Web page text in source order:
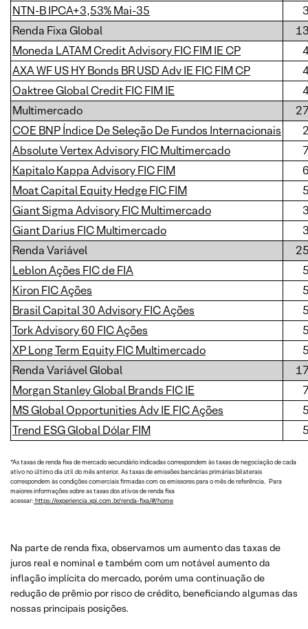
NTN-B IPCA+3,53% Mai-35
Renda Fixa Global
Moneda LATAM Credit Advisory FIC FIM IE CP
AXA WF US HY Bonds BR USD Adv IE FIC FIM CP
Oaktree Global Credit FIC FIM IE
Multimercado
COE BNP Índice De Seleção De Fundos Internacionais
Absolute Vertex Advisory FIC Multimercado
Kapitalo Kappa Advisory FIC FIM
Moat Capital Equity Hedge FIC FIM
Giant Sigma Advisory FIC Multimercado
Giant Darius FIC Multimercado
Renda Variável
Leblon Ações FIC de FIA
Kiron FIC Ações
Brasil Capital 30 Advisory FIC Ações
Tork Advisory 60 FIC Ações
XP Long Term Equity FIC Multimercado
Renda Variável Global
Morgan Stanley Global Brands FIC IE
MS Global Opportunities Adv IE FIC Ações
Trend ESG Global Dólar FIM
*As taxas de renda fixa de mercado secundário indicadas correspondem às taxas de negociação de cada
ativo no último dia útil do mês anterior. As taxas de emissões bancárias primárias bilaterais
correspondem às condições comerciais firmadas com os emissores para o mês de referência. Para
maiores informações sobre as taxas dos ativos de renda fixa
acessar: https://experiencia.xpi.com.br/renda-fixa/#/home
Na parte de renda fixa, observamos um aumento das taxas de
juros real e nominal e também com um notável aumento da
inflação implícita do mercado, porém uma continuação de
redução de prêmio por risco de crédito, beneficiando algumas das
nossas principais posições.